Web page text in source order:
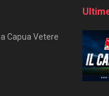
Capua Vetere